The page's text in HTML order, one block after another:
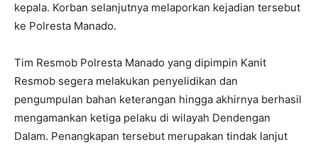
kepala. Korban selanjutnya melaporkan kejadian tersebut
ke Polresta Manado.
Tim Resmob Polresta Manado yang dipimpin Kanit
Resmob segera melakukan penyelidikan dan
pengumpulan bahan keterangan hingga akhirnya berhasil
mengamankan ketiga pelaku di wilayah Dendengan
Dalam. Penangkapan tersebut merupakan tindak lanjut